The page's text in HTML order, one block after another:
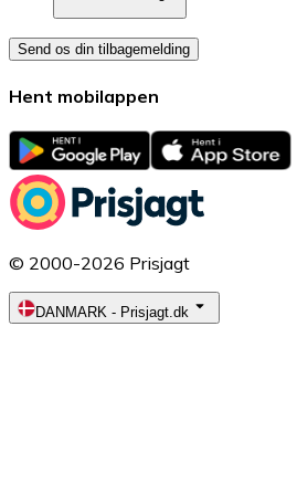
Send os din tilbagemelding
Hent mobilappen
© 2000-2026 Prisjagt
DANMARK - Prisjagt.dk